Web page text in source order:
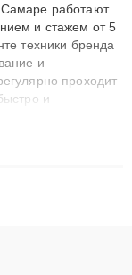
работают
и стажем от 5
техники бренда
и
проходит
и
решают